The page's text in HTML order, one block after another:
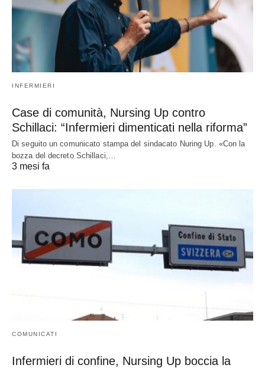
INFERMIERI
Case di comunità, Nursing Up contro
Schillaci: “Infermieri dimenticati nella riforma”
Di seguito un comunicato stampa del sindacato Nuring Up. «Con la
bozza del decreto Schillaci,…
3 mesi fa
COMUNICATI
Infermieri di confine, Nursing Up boccia la